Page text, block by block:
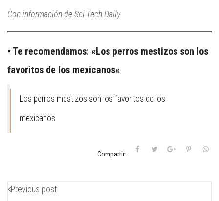
Con información de Sci Tech Daily
• Te recomendamos: «Los perros mestizos son los
favoritos de los mexicanos«
Los perros mestizos son los favoritos de los
mexicanos
Compartir:
Previous post